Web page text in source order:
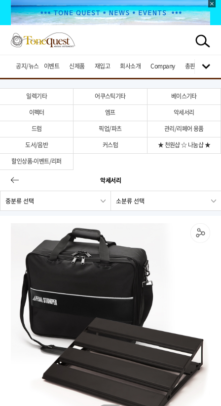
공지/뉴스 이벤트 신제품 재입고 회사소개 Company 총판브랜드
일렉기타 어쿠스틱기타
베이스기타
이펙터
엠프
악세서리
드럼
픽업/파츠
관리/리페어 용품
도서/음반
커스텀
★ 천원샵 ☆ 나눔샵 ★
할인상품-이벤트/리퍼
악세서리